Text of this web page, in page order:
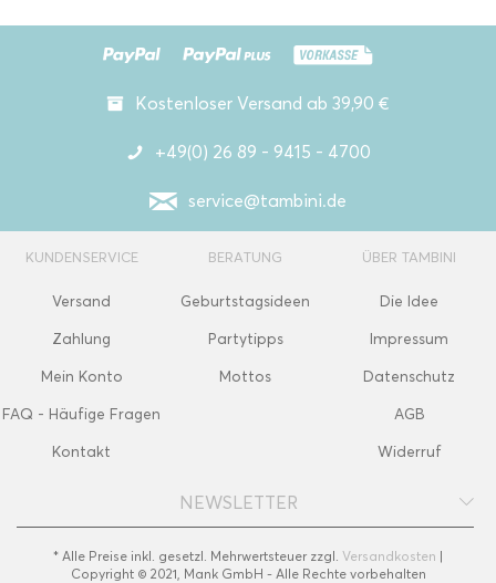
Kostenloser Versand ab 39,90 €
+49(0) 26 89 - 9415 - 4700
service@tambini.de
KUNDENSERVICE
Versand
Zahlung
Mein Konto
FAQ - Häufige Fragen
Kontakt
BERATUNG
Geburtstagsideen
Partytipps
Mottos
ÜBER TAMBINI
Die Idee
Impressum
Datenschutz
AGB
Widerruf
NEWSLETTER
* Alle Preise inkl. gesetzl. Mehrwertsteuer zzgl. Versandkosten |
Copyright © 2021, Mank GmbH - Alle Rechte vorbehalten